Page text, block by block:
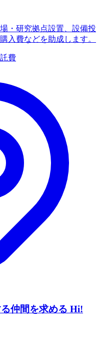
・研究拠点設置、設備投
入費などを助成します。
費
仲間を求める Hi!